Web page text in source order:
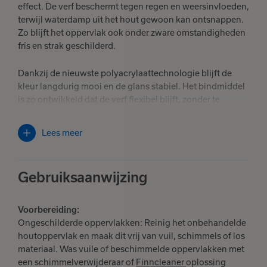
effect. De verf beschermt tegen regen en weersinvloeden,
terwijl waterdamp uit het hout gewoon kan ontsnappen.
Zo blijft het oppervlak ook onder zware omstandigheden
fris en strak geschilderd.
Dankzij de nieuwste polyacrylaattechnologie blijft de
kleur langdurig mooi en de glans stabiel. Het bindmiddel
is zo ontwikkeld dat de verf flexibel blijft, zonder te
bevat een anti-schimmelmiddel en vormt een ademende,
elastische verffilm die meebeweegt met het hout.
Let op: Als je nog oude blikken hebt of het project is al geschilderd met
uitstraling en bescherming.
Lees meer
Gebruiksaanwijzing
Voorbereiding:
Ongeschilderde oppervlakken: Reinig het onbehandelde
houtoppervlak en maak dit vrij van vuil, schimmels of los
materiaal. Was vuile of beschimmelde oppervlakken met
een schimmelverwijderaar of Finncleaneroplossing